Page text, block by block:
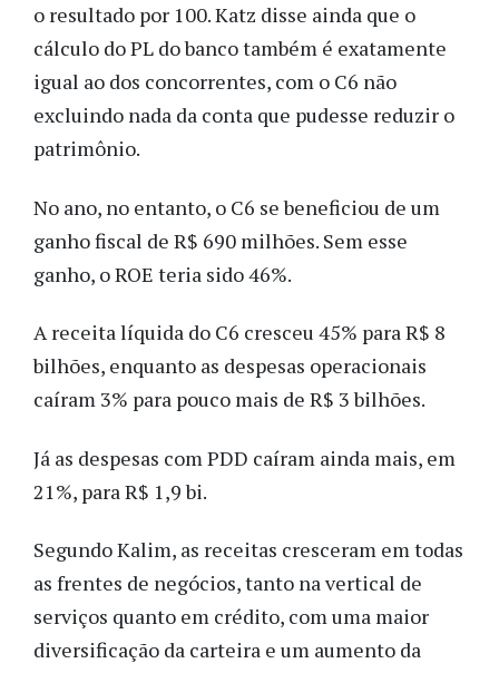
o resultado por 100. Katz disse ainda que o
cálculo do PL do banco também é exatamente
igual ao dos concorrentes, com o C6 não
excluindo nada da conta que pudesse reduzir o
patrimônio.
No ano, no entanto, o C6 se beneficiou de um
ganho fiscal de R$ 690 milhões. Sem esse
ganho, o ROE teria sido 46%.
A receita líquida do C6 cresceu 45% para R$ 8
bilhões, enquanto as despesas operacionais
caíram 3% para pouco mais de R$ 3 bilhões.
Já as despesas com PDD caíram ainda mais, em
21%, para R$ 1,9 bi.
Segundo Kalim, as receitas cresceram em todas
as frentes de negócios, tanto na vertical de
serviços quanto em crédito, com uma maior
diversificação da carteira e um aumento da